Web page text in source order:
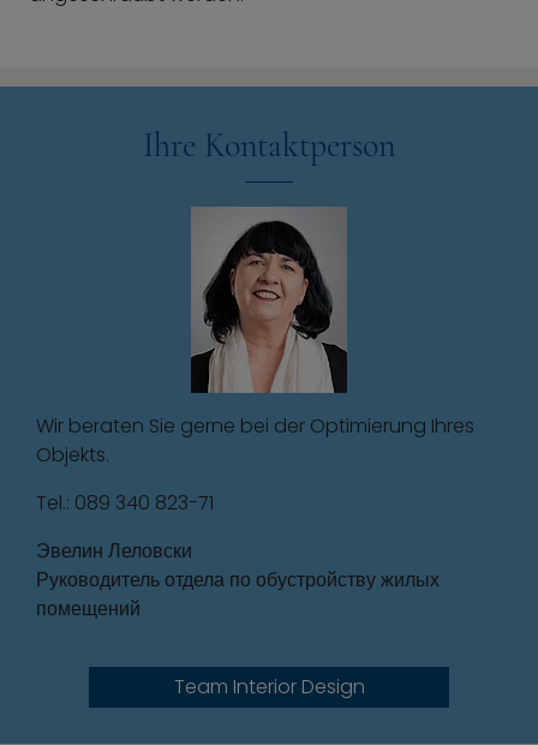
Ihre Kontaktperson
Wir beraten Sie gerne bei der Optimierung Ihres
Objekts.
Tel.: 089 340 823-71
Эвелин Леловски
Руководитель отдела по обустройству жилых
помещений
Team Interior Design